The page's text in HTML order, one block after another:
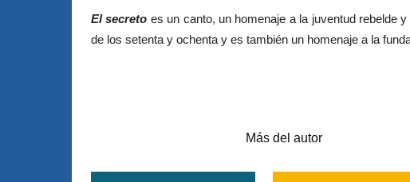
El secreto es un canto, un homenaje a la juventud rebelde
de los setenta y ochenta y es también un homenaje a la
Más del autor